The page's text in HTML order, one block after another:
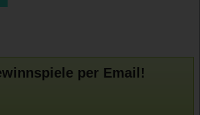
per Email!